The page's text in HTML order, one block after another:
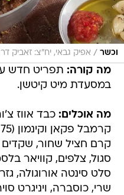
וכשר / אפיק גבאי, יח"צ: זאביק
מה קורה: תפריט חדש
במסעדת מיט קיטשן.
מה אוכלים: כבד אווז
קרם חציל שחור, שקדים
סלט סינטה אורוגולה,